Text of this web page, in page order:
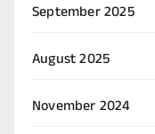
September 2025
August 2025
November 2024